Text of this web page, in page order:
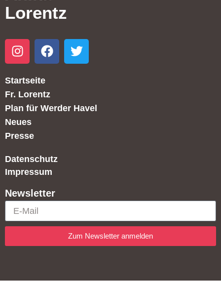
Lorentz
Startseite
Fr. Lorentz
Plan für Werder Havel
Neues
Presse
Datenschutz
Impressum
Newsletter
Zum Newsletter anmelden